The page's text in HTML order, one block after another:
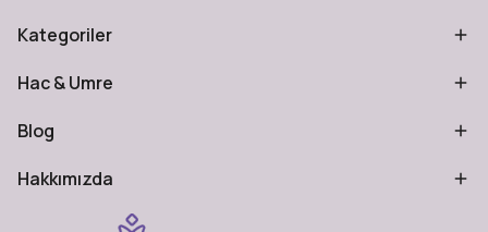
Kategoriler
Hac & Umre
Blog
Hakkımızda